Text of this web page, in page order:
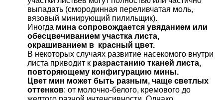
выпадать (смородинная переливчатая моль,
вязовый минирующий пилильщик).
Иногда мина сопровождается увяданием или
обесцвечиванием участка листа,
окрашиванием в красный цвет.
В некоторых случаях развитие насекомого внутри
листа приводит к разрастанию тканей листа,
повторяющему конфигурацию мины.
Цвет мин может быть разным, чаще светлых
оттенков: от молочно-белого, кремового до